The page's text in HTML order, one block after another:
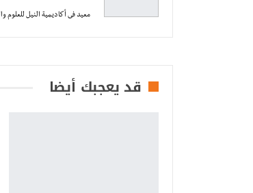
معيد فى أكاديمية النيل للعلوم
قد يعجبك أيضا